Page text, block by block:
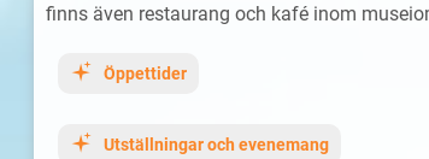
finns även restaurang och kafé inom
Öppettider
Utställningar och evenemang